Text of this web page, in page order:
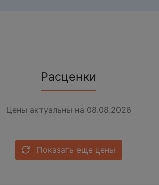
Расценки
Цены актуальны на 08.08.2026
Показать еще цены